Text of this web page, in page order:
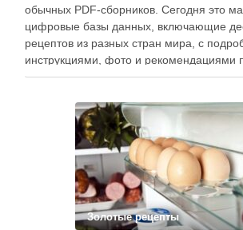
обычных PDF-сборников. Сегодня это
цифровые базы данных, включающие
рецептов из разных стран мира, с
инструкциями, фото и рекомендациями
приготовлению. В отличие от печатных
контент, расширять коллекции блюд и
функции. Ниже …
Золотые рецепты